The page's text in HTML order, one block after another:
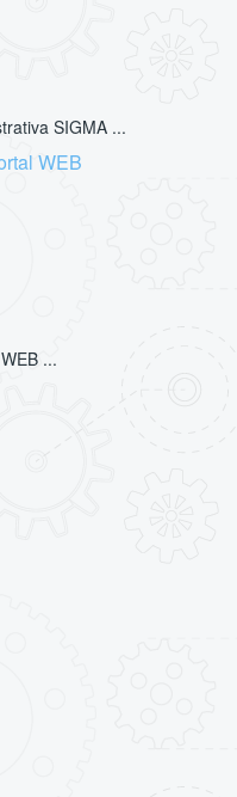
SIGMA ...
WEB
...